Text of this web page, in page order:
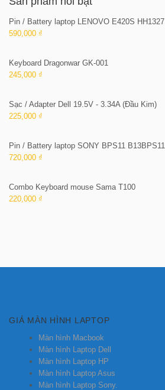
Pin / Battery laptop LENOVO E420S HH1327
590,000 ₫
Keyboard Dragonwar GK-001
245,000 ₫
Sạc / Adapter Dell 19.5V - 3.34A (Đầu Kim)
225,000 ₫
Pin / Battery laptop SONY BPS11 B13BPS11
720,000 ₫
Combo Keyboard mouse Sama T100
220,000 ₫
GIÁ MÀN HÌNH LAPTOP
Màn hình Macbook
Màn hình Laptop Dell
Màn hình Laptop HP
Màn hình Laptop Asus
Màn hình Laptop Sony.